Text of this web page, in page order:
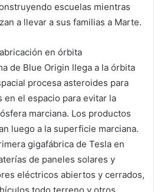
escuelas mientras
a llevar a sus familias a Marte.
en órbita
de Blue Origin llega a la órbita
procesa asteroides para
el espacio para evitar la
marciana. Los productos
luego a la superficie marciana.
gigafábrica de Tesla en
de paneles solares y
eléctricos abiertos y cerrados,